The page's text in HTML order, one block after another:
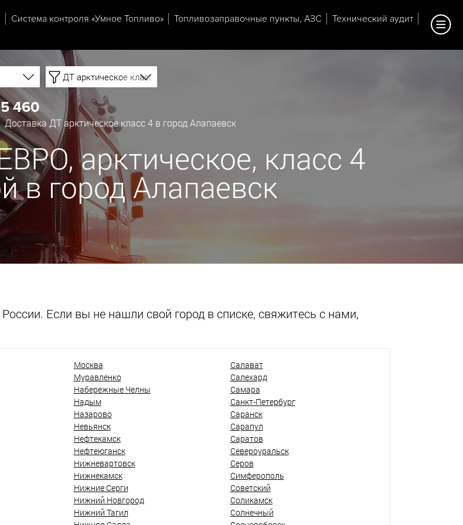
Система контроля «Умное Топливо» Топливозаправочные пункты, АЗС
Технический аудит
ДТ арктическое класс 4
460
ДТ арктическое класс 4 в город Алапаевск
арктическое, класс 4
в город Алапаевск
Если вы не нашли свой город в списке, свяжитесь с нами,
Москва
Муравленко
Набережные Челны
Надым
Назарово
Невьянск
Нефтекамск
Нефтеюганск
Нижневартовск
Нижнекамск
Нижние Серги
Нижний Новгород
Нижний Тагил
Салават
Салехард
Самара
Санкт-Петербург
Саранск
Сарапул
Саратов
Североуральск
Серов
Симферополь
Советский
Соликамск
Солнечный